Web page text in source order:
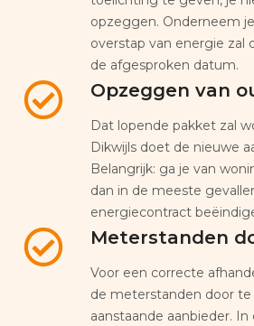
opzeggen. Onderneem
overstap van energie zal
de afgesproken datum.
Opzeggen van
Dat lopende pakket zal
Dikwijls doet de nieuwe
Belangrijk: ga je van
dan in de meeste
energiecontract
Meterstanden
Voor een correcte
de meterstanden door te
aanstaande aanbieder.